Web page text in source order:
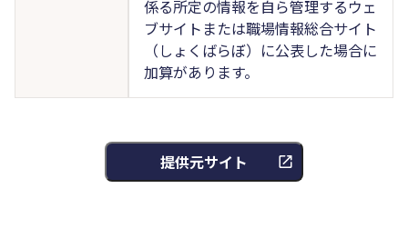
係る所定の情報を自ら管理するウェ
ブサイトまたは職場情報総合サイト
（しょくばらぼ）に公表した場合に
加算があります。
提供元サイト